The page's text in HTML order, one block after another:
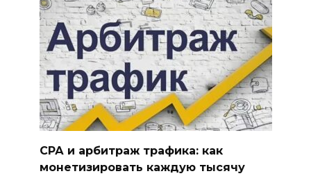
СРА и арбитраж трафика: как
монетизировать каждую тысячу